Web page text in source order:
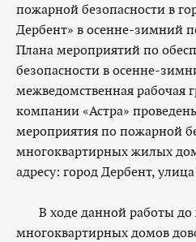
пожарной безопасности в
Дербент» в осенне-зимний
Плана мероприятий по
безопасности в осенне-
межведомственная рабочая
компании «Астра»
мероприятия по пожарной
многоквартирных жилых
адресу: город Дербент,
В ходе данной работы до
многоквартирных домов